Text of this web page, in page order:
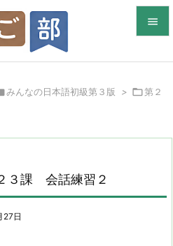

メニュ

前へ

みんなの日本語初級第３版 > 第２
３課 会話練習２
27日